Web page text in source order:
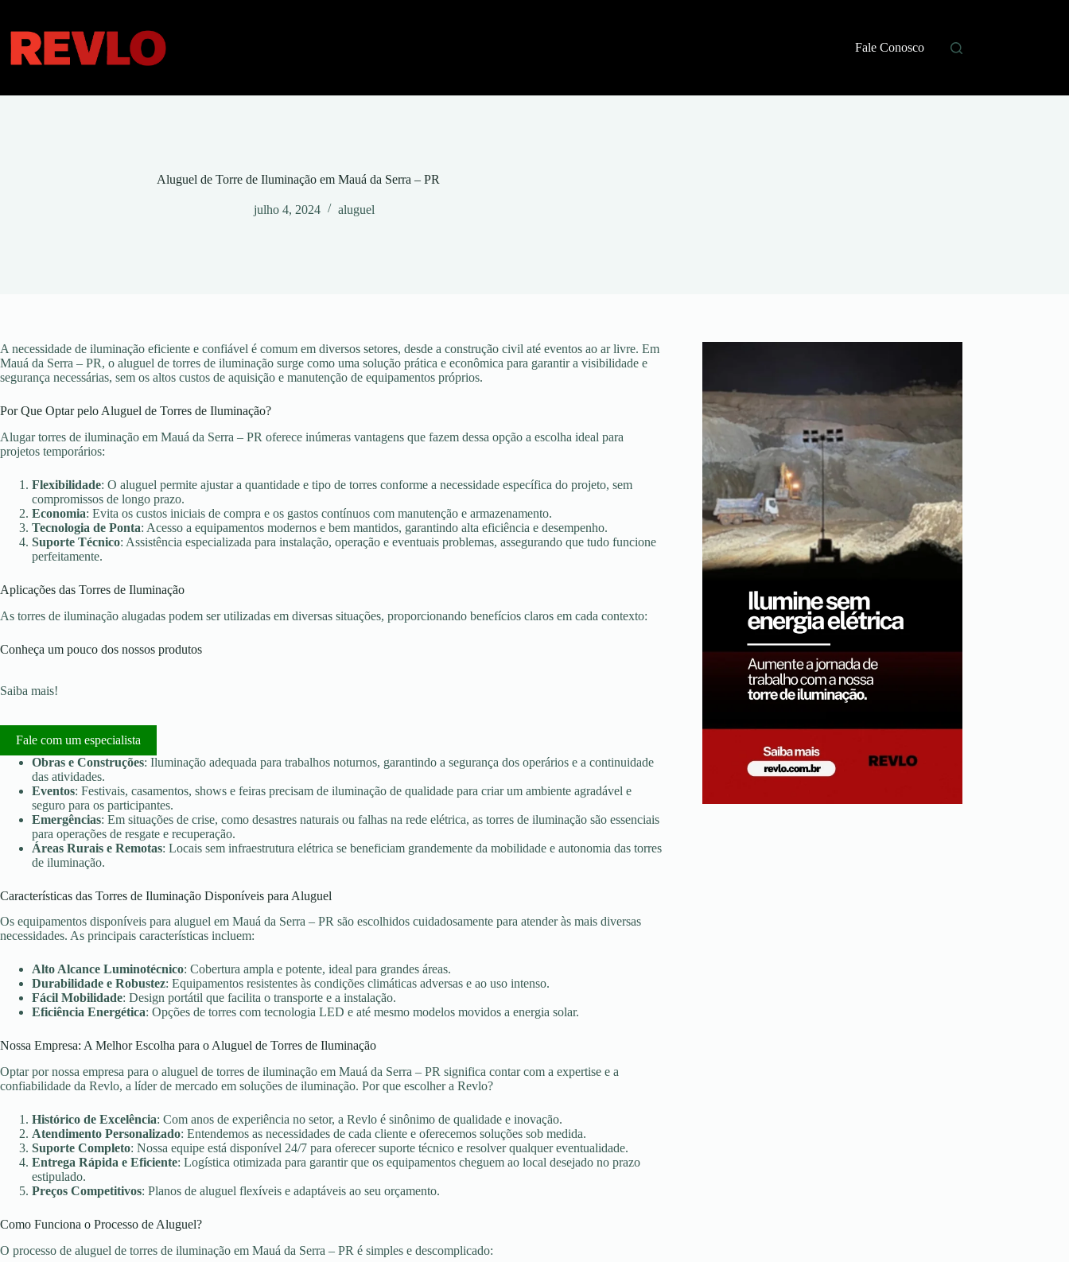
conteúdo
Fale Conosco
Aluguel de Torre de Iluminação em Mauá da Serra – PR
julho 4, 2024 aluguel
A necessidade de iluminação eficiente e confiável é comum em diversos setores, desde a construção civil até eventos ao ar livre. Em
Mauá da Serra – PR, o aluguel de torres de iluminação surge como uma solução prática e econômica para garantir a visibilidade e
segurança necessárias, sem os altos custos de aquisição e manutenção de equipamentos próprios.
Por Que Optar pelo Aluguel de Torres de Iluminação?
Alugar torres de iluminação em Mauá da Serra – PR oferece inúmeras vantagens que fazem dessa opção a escolha ideal para
projetos temporários:
Flexibilidade: O aluguel permite ajustar a quantidade e tipo de torres conforme a necessidade específica do projeto, sem
compromissos de longo prazo.
Economia: Evita os custos iniciais de compra e os gastos contínuos com manutenção e armazenamento.
Tecnologia de Ponta: Acesso a equipamentos modernos e bem mantidos, garantindo alta eficiência e desempenho.
Suporte Técnico: Assistência especializada para instalação, operação e eventuais problemas, assegurando que tudo funcione
perfeitamente.
Aplicações das Torres de Iluminação
As torres de iluminação alugadas podem ser utilizadas em diversas situações, proporcionando benefícios claros em cada contexto:
Conheça um pouco dos nossos produtos
Saiba mais!
Fale com um especialista
Obras e Construções: Iluminação adequada para trabalhos noturnos, garantindo a segurança dos operários e a continuidade
das atividades.
Eventos: Festivais, casamentos, shows e feiras precisam de iluminação de qualidade para criar um ambiente agradável e
seguro para os participantes.
Emergências: Em situações de crise, como desastres naturais ou falhas na rede elétrica, as torres de iluminação são essenciais
para operações de resgate e recuperação.
Áreas Rurais e Remotas: Locais sem infraestrutura elétrica se beneficiam grandemente da mobilidade e autonomia das torres
de iluminação.
Características das Torres de Iluminação Disponíveis para Aluguel
Os equipamentos disponíveis para aluguel em Mauá da Serra – PR são escolhidos cuidadosamente para atender às mais diversas
necessidades. As principais características incluem:
Alto Alcance Luminotécnico: Cobertura ampla e potente, ideal para grandes áreas.
Durabilidade e Robustez: Equipamentos resistentes às condições climáticas adversas e ao uso intenso.
Fácil Mobilidade: Design portátil que facilita o transporte e a instalação.
Eficiência Energética: Opções de torres com tecnologia LED e até mesmo modelos movidos a energia solar.
Nossa Empresa: A Melhor Escolha para o Aluguel de Torres de Iluminação
Optar por nossa empresa para o aluguel de torres de iluminação em Mauá da Serra – PR significa contar com a expertise e a
confiabilidade da Revlo, a líder de mercado em soluções de iluminação. Por que escolher a Revlo?
Histórico de Excelência: Com anos de experiência no setor, a Revlo é sinônimo de qualidade e inovação.
Atendimento Personalizado: Entendemos as necessidades de cada cliente e oferecemos soluções sob medida.
Suporte Completo: Nossa equipe está disponível 24/7 para oferecer suporte técnico e resolver qualquer eventualidade.
Entrega Rápida e Eficiente: Logística otimizada para garantir que os equipamentos cheguem ao local desejado no prazo
estipulado.
Preços Competitivos: Planos de aluguel flexíveis e adaptáveis ao seu orçamento.
Como Funciona o Processo de Aluguel?
O processo de aluguel de torres de iluminação em Mauá da Serra – PR é simples e descomplicado: